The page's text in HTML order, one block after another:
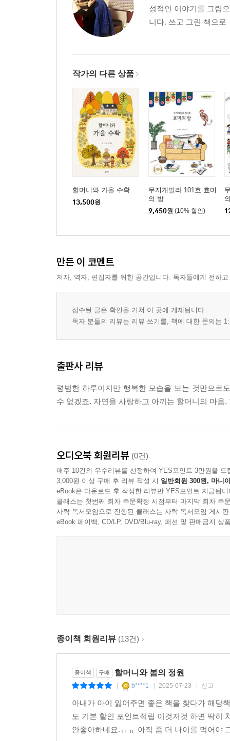
성적인 이야기를 그림
니다. 쓰고 그린 책으로
작가의 다른 상품
할머니와 가을 수확
13,500원
무지개빌라 101호 효미
의 방
9,450원 (10% 할인)
만든 이 코멘트
저자, 역자, 편집자를 위한 공간입니다. 독자들에게 전하
접수된 글은 확인을 거쳐 이 곳에 게재됩니다.
독자 분들의 리뷰는 리뷰 쓰기를, 책에 대한 문의는
출판사 리뷰
평범한 하루이지만 행복한 모습을 보는 것만으로
수 없겠죠. 자연을 사랑하고 아끼는 할머니의 마
오디오북 회원리뷰 (0건)
매주 10건의 우수리뷰를 선정하여 YES포인트 3만원을 드
3,000원 이상 구매 후 리뷰 작성 시 일반회원 300원, 마니
eBook은 다운로드 후 작성한 리뷰만 YES포인트 지급됩니
클래스는 첫번째 회차 주문확정 시점부터 마지막 회차 주
사락 독서모임으로 진행된 클래스는 사락 독서모임 게시
eBook 페이백, CD/LP, DVD/Blu-ray, 패션 및 판매금지 상
종이책 회원리뷰 (13건)
종이책 구매 할머니와 봄의 정원
b****1 2025-07-23 신고
아내가 아이 잃어주면 좋은 책을 찾다가 해당
도 기본 할인 포인트적립 이것저것 하면 딱히
안좋아하네요.ㅠㅠ 아직 좀 더 나이를 먹어야